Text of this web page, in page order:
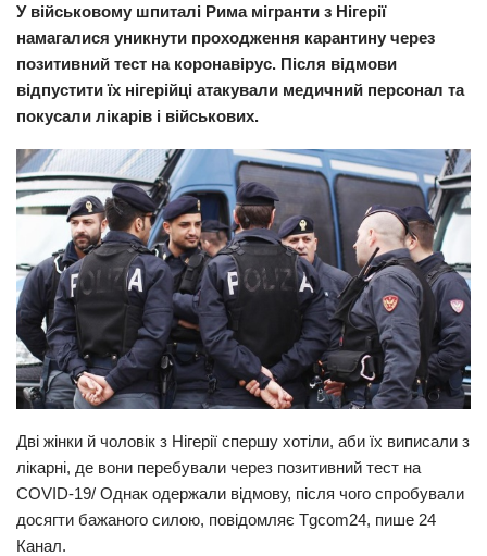
Донбас
Схід
Прикарпаття
Економіка
Політика
Цікаво
Наука
Технології
Історії
Привітання
Здоров’я
Події
У військовому шпиталі Рима мігранти з Нігерії
намагалися уникнути проходження карантину через
позитивний тест на коронавірус. Після відмови
відпустити їх нігерійці атакували медичний персонал та
покусали лікарів і військових.
Дві жінки й чоловік з Нігерії спершу хотіли, аби їх виписали з
лікарні, де вони перебували через позитивний тест на
COVID-19/ Однак одержали відмову, після чого спробували
досягти бажаного силою, повідомляє Tgcom24, пише 24
Канал.